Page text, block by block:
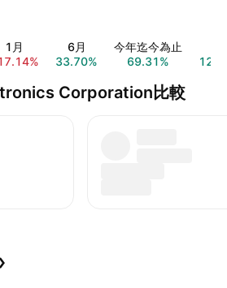
1月
6月
33.70%
今年迄今為止
69.31%
Corporation比較